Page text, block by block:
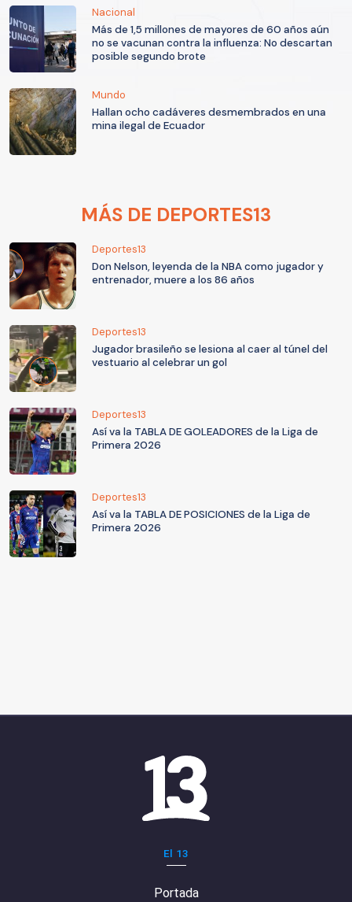
Nacional
Más de 1,5 millones de mayores de 60 años aún
no se vacunan contra la influenza: No descartan
posible segundo brote
Mundo
Hallan ocho cadáveres desmembrados en una
mina ilegal de Ecuador
MÁS DE DEPORTES13
Deportes13
Don Nelson, leyenda de la NBA como jugador y
entrenador, muere a los 86 años
Deportes13
Jugador brasileño se lesiona al caer al túnel del
vestuario al celebrar un gol
Deportes13
Así va la TABLA DE GOLEADORES de la Liga de
Primera 2026
Deportes13
Así va la TABLA DE POSICIONES de la Liga de
Primera 2026
El 13
Portada